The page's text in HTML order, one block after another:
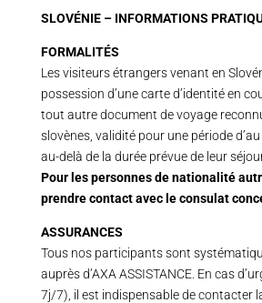
SLOVÉNIE – INFORMATIONS
FORMALITÉS
Les visiteurs étrangers venant en
possession d’une carte d’identité en
tout autre document de voyage
slovènes, validité pour une période
au-delà de la durée prévue de leur
Pour les personnes de nationalité
prendre contact avec le consulat
ASSURANCES
Tous nos participants sont
auprès d’AXA ASSISTANCE. En cas
7j/7), il est indispensable de contacter